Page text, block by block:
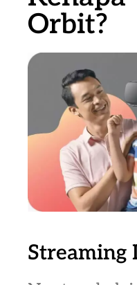
Orbit?
Streaming